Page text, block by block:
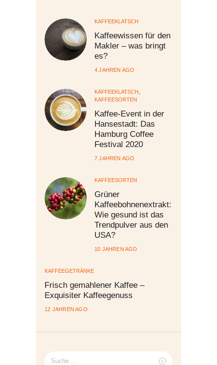
KAFFEEKLATSCH
Kaffeewissen für den
Makler – was bringt
es?
4 JAHREN AGO
KAFFEEKLATSCH
KAFFEESORTEN
Kaffee-Event in der
Hansestadt: Das
Hamburg Coffee
Festival 2020
7 JAHREN AGO
KAFFEESORTEN
Grüner
Kaffeebohnenextrakt:
Wie gesund ist das
Trendpulver aus den
USA?
10 JAHREN AGO
KAFFEEGETRÄNKE
Frisch gemahlener Kaffee –
Exquisiter Kaffeegenuss
12 JAHREN AGO
Suche